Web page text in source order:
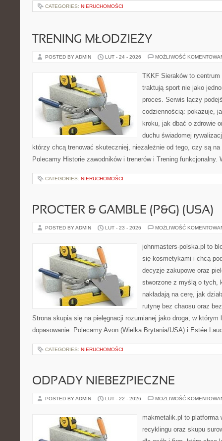
CATEGORIES: NIERUCHOMOŚCI
TRENING MŁODZIEŻY
POSTED BY ADMIN LUT - 24 - 2026 MOŻLIWOŚĆ
TKKF Sieraków to
traktują sport nie jako
proces. Serwis łączy
codziennością: pokazuje,
kroku, jak dbać o zdrowie
duchu świadomej
którzy chcą trenować skuteczniej, niezależnie od tego, czy są
Polecamy Historie zawodników i trenerów i Trening
CATEGORIES: NIERUCHOMOŚCI
PROCTER & GAMBLE (P&G) (USA)
POSTED BY ADMIN LUT - 23 - 2026 MOŻLIWOŚĆ
johnmasters-polska.pl to
się kosmetykami i chcą
decyzje zakupowe oraz
stworzone z myślą o tych,
nakładają na cerę, jak
rutynę bez chaosu oraz
Strona skupia się na pielęgnacji rozumianej jako droga, w którym
dopasowanie. Polecamy Avon (Wielka Brytania/USA) i Estée
CATEGORIES: NIERUCHOMOŚCI
ODPADY NIEBEZPIECZNE
POSTED BY ADMIN LUT - 22 - 2026 MOŻLIWOŚĆ
makmetalik.pl to platforma
recyklingu oraz skupu